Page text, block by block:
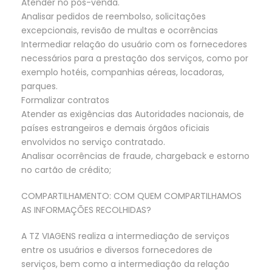
Atender no pós-venda.
Analisar pedidos de reembolso, solicitações
excepcionais, revisão de multas e ocorrências
Intermediar relação do usuário com os fornecedores
necessários para a prestação dos serviços, como por
exemplo hotéis, companhias aéreas, locadoras,
parques.
Formalizar contratos
Atender as exigências das Autoridades nacionais, de
países estrangeiros e demais órgãos oficiais
envolvidos no serviço contratado.
Analisar ocorrências de fraude, chargeback e estorno
no cartão de crédito;
COMPARTILHAMENTO: COM QUEM COMPARTILHAMOS
AS INFORMAÇÕES RECOLHIDAS?
A TZ VIAGENS realiza a intermediação de serviços
entre os usuários e diversos fornecedores de
serviços, bem como a intermediação da relação